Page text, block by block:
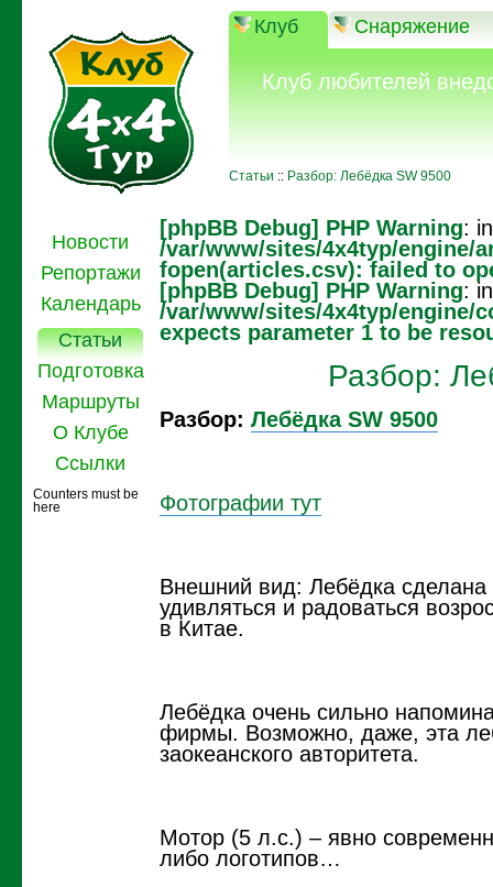
Клуб Снаряжение
Клуб любителей
Статьи :: Разбор: Лебёдка SW 9500
Новости
Репортажи
Календарь
Статьи
Подготовка
Маршруты
О Клубе
Ссылки
Counters must be
here
[phpBB Debug] PHP Warning:
/var/www/sites/4x4typ/engine/
fopen(articles.csv): failed to
[phpBB Debug] PHP Warning:
/var/www/sites/4x4typ/engine/
expects parameter 1 to be
Разбор:
Разбор: Лебёдка SW 9500
Фотографии тут
Внешний вид: Лебёдка сделана
удивляться и радоваться
в Китае.
Лебёдка очень сильно
фирмы. Возможно, даже, эта
заокеанского авторитета.
Мотор (5 л.с.) – явно
либо логотипов…